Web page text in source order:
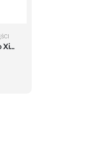
Łożysko koła przedniego Xiaomi m365 Pro Mi 1S Pro 2 Essential